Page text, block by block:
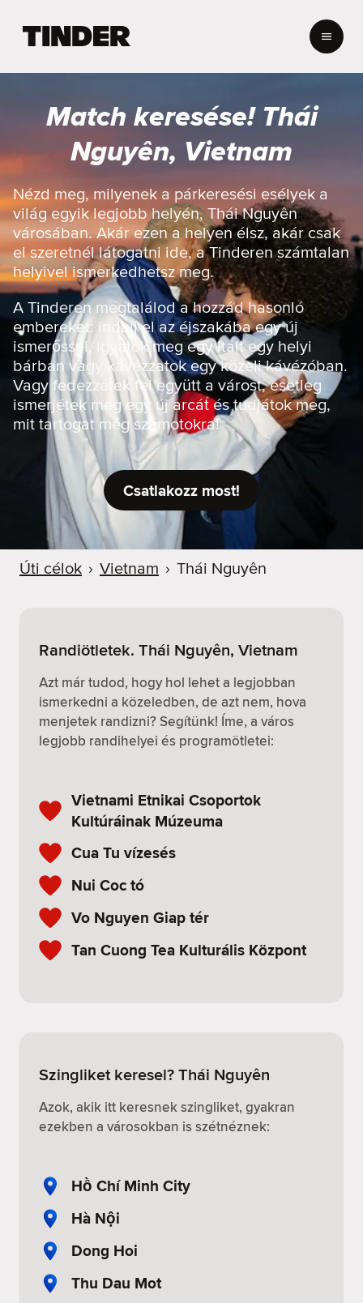
r
e
d
ő
o
l
d
a
l
Match keresése! Thái
Nguyên, Vietnam
Nézd meg, milyenek a párkeresési esélyek a
világ egyik legjobb helyén, Thái Nguyên
városában. Akár ezen a helyen élsz, akár csak
el szeretnél látogatni ide, a Tinderen számtalan
helyivel ismerkedhetsz meg.
A Tinderen megtalálod a hozzád hasonló
embereket: indulj el az éjszakába egy új
ismerőssel, igyatok meg egy italt egy helyi
bárban vagy kávézzatok egy közeli kávézóban.
Vagy fedezzétek fel együtt a várost, esetleg
ismerjétek meg egy új arcát és tudjátok meg,
mit tartogat még számotokra!
Csatlakozz most!
Úti célok › Vietnam › Thái Nguyên
Randiötletek. Thái Nguyên, Vietnam
Azt már tudod, hogy hol lehet a legjobban
ismerkedni a közeledben, de azt nem, hova
menjetek randizni? Segítünk! Íme, a város
legjobb randihelyei és programötletei:
Vietnami Etnikai Csoportok
Kultúráinak Múzeuma
Cua Tu vízesés
Nui Coc tó
Vo Nguyen Giap tér
Tan Cuong Tea Kulturális Központ
Szingliket keresel? Thái Nguyên
Azok, akik itt keresnek szingliket, gyakran
ezekben a városokban is szétnéznek:
Hồ Chí Minh City
Hà Nội
Dong Hoi
Thu Dau Mot